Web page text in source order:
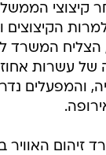
קיצוצי
למרות
הצליח המשרד
עשרות
והמפעלים